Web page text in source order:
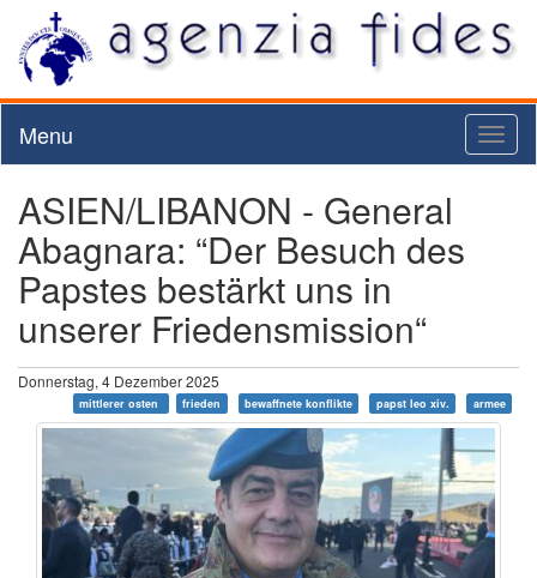
Menu
ASIEN/LIBANON - General
Abagnara: “Der Besuch des
Papstes bestärkt uns in
unserer Friedensmission“
Donnerstag, 4 Dezember 2025
mittlerer osten frieden bewaffnete konflikte papst leo xiv. armee